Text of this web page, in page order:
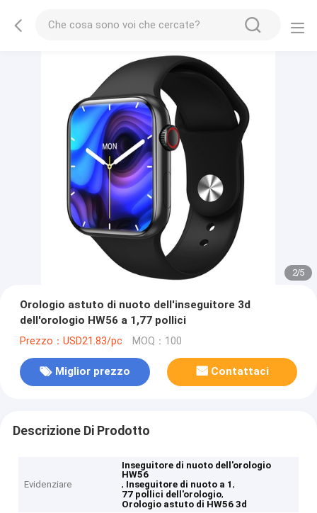
2/5
Orologio astuto di nuoto dell'inseguitore 3d
dell'orologio HW56 a 1,77 pollici
Prezzo：USD21.83/pc MOQ：100
Miglior prezzo Contattaci
Descrizione Di Prodotto
Evidenziare
Inseguitore di nuoto dell'orologio
HW56
, Inseguitore di nuoto a 1,
77 pollici dell'orologio,
Orologio astuto di HW56 3d